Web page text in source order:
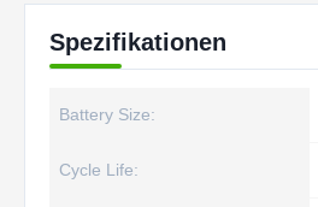
Spezifikationen
Battery Size:
Cycle Life: